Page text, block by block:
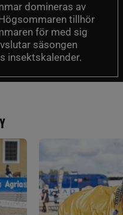
domineras av
tillhör
för med sig
säsongen
insektskalender.